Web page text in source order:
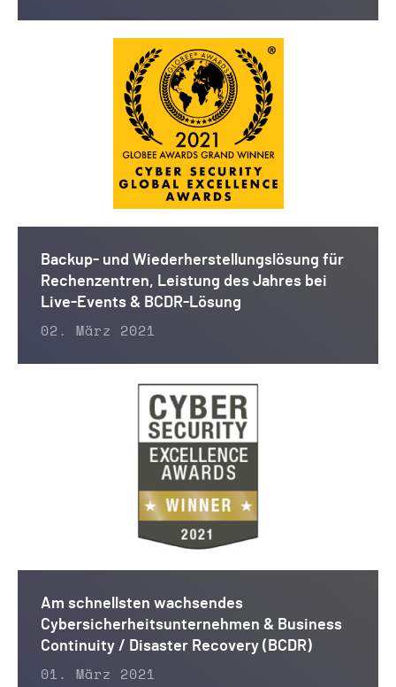
Backup- und Wiederherstellungslösung für
Rechenzentren, Leistung des Jahres bei
Live-Events & BCDR-Lösung
02. März 2021
Am schnellsten wachsendes
Cybersicherheitsunternehmen & Business
Continuity / Disaster Recovery (BCDR)
01. März 2021